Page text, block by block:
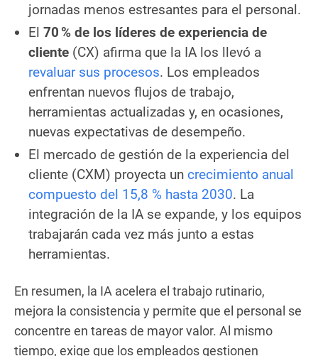
jornadas menos estresantes para el personal.
El 70 % de los líderes de experiencia de
cliente (CX) afirma que la IA los llevó a
revaluar sus procesos. Los empleados
enfrentan nuevos flujos de trabajo,
herramientas actualizadas y, en ocasiones,
nuevas expectativas de desempeño.
El mercado de gestión de la experiencia del
cliente (CXM) proyecta un crecimiento anual
compuesto del 15,8 % hasta 2030. La
integración de la IA se expande, y los equipos
trabajarán cada vez más junto a estas
herramientas.
En resumen, la IA acelera el trabajo rutinario,
mejora la consistencia y permite que el personal se
concentre en tareas de mayor valor. Al mismo
tiempo, exige que los empleados gestionen